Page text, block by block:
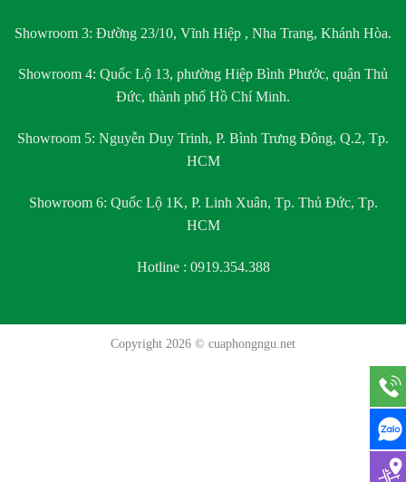
Showroom 3: Đường 23/10, Vĩnh Hiệp , Nha Trang, Khánh Hòa.
Showroom 4: Quốc Lộ 13, phường Hiệp Bình Phước, quận Thủ
Đức, thành phố Hồ Chí Minh.
Showroom 5: Nguyễn Duy Trinh, P. Bình Trưng Đông, Q.2, Tp.
HCM
Showroom 6: Quốc Lộ 1K, P. Linh Xuân, Tp. Thủ Đức, Tp.
HCM
Hotline : 0919.354.388
Copyright 2026 © cuaphongngu.net